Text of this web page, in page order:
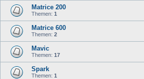
Matrice 200
Themen: 1
Matrice 600
Themen: 2
Mavic
Themen: 17
Spark
Themen: 1